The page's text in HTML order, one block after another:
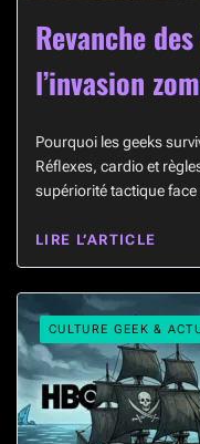
Revanche
l’invasion
Pourquoi les geeks
Réflexes, cardio et
supériorité tactique
LIRE L’ARTICLE
CULTURE GEEK &